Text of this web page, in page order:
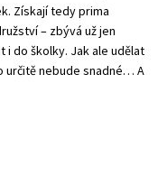
Získají tedy prima
– zbývá už jen
i do školky. Jak ale udělat
určitě nebude snadné… A